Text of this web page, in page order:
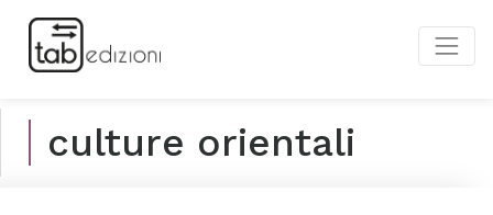
culture orientali